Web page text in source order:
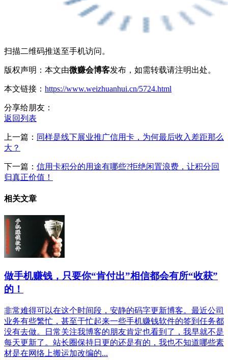
扫描二维码推送至手机访问。
版权声明：本文由微赚会博客发布，如需转载请注明出处。
本文链接： https://www.weizhuanhui.cn/5724.html
分享给朋友：
返回列表
上一篇： 同样是线下展业推广信用卡，为何最后收入差距那么
大？
下一篇： 信用卡积分的用途有哪些?拒绝闲置浪费，让积分回
归真正价值！
相关文章
做手机赚钱，只要你“肯付出”相信都会有所“收获”
的！
非常难得可以在这个时间段，安静的码字更新博客。最近公司
业务有些繁忙，甚至于忙起来一些手机赚钱软件的签到任务都
没有去做。日常关注我博客的朋友肯定也看到了，我早就不是
每天更新了。站长圈保持日更的还是有的，我也不知道哪些素
材是在网络上搬运加改编的...